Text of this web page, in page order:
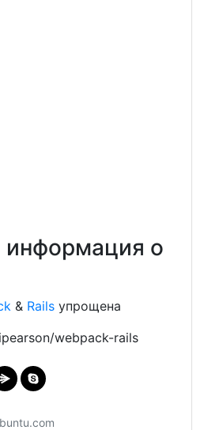
информация о
& Rails упрощена
webpack-rails